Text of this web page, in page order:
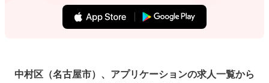
中村区（名古屋市）、アプリケーションの求人一覧から